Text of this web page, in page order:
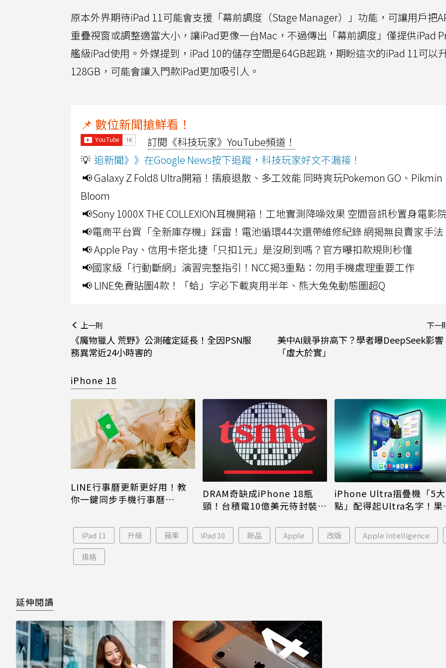
原本外界期待iPad 11可能會支援「幕前調度（Stage Manager）」功能，可讓用戶把
重疊視窗或調整適當大小，讓iPad更像一台Mac，不過傳出「幕前調度」僅提供iPad
艦級iPad使用。外媒提到，iPad 10的儲存空間是64GB起跳，期盼這次的iPad 11可以
128GB，可能會讓入門款iPad更加吸引人。
📌 數位新聞搶鮮看！
訂閱《科技玩家》YouTube頻道！
💡 追新聞》》在Google News按下追蹤，科技玩家好文不漏接！
📢 Galaxy Z Fold8 Ultra開箱！摺痕退散、多工效能 同時爽玩Pokemon GO、Pikmin
Bloom
📢Sony 1000X THE COLLEXION耳機開箱！工地實測降噪效果 空間音訊秒置身電影
📢電商平台買「全新庫存機」踩雷！電池循環44次還帶維修紀錄 網揭無良賣家手法
📢 Apple Pay、信用卡搭北捷「只扣1元」是沒刷到嗎？官方曝扣款規則秒懂
📢國家級「行動斷網」演習完整指引！NCC揭3重點：勿用手機處理重要工作
📢 LINE免費貼圖4款！「蛤」字必下載爽用半年、熊大兔兔動態圖超Q
上一則
《魔物獵人 荒野》公測確定延長！全因PSN服
務異常近24小時害的
下一
美中AI競爭拚高下？學者曝DeepSeek影響
「虛大於實」
iPhone 18
LINE行事曆更新更好用！教
你一鍵同步手機行事曆
DRAM奇缺成iPhone 18瓶
頸！台積電10億美元待封裝晶
iPhone Ultra摺疊機「5
點」配得起Ultra名字！果
iPad 11 升級 蘋果 iPad 10 新品 Apple 改版 Apple Intelligence
規格
延伸閱讀